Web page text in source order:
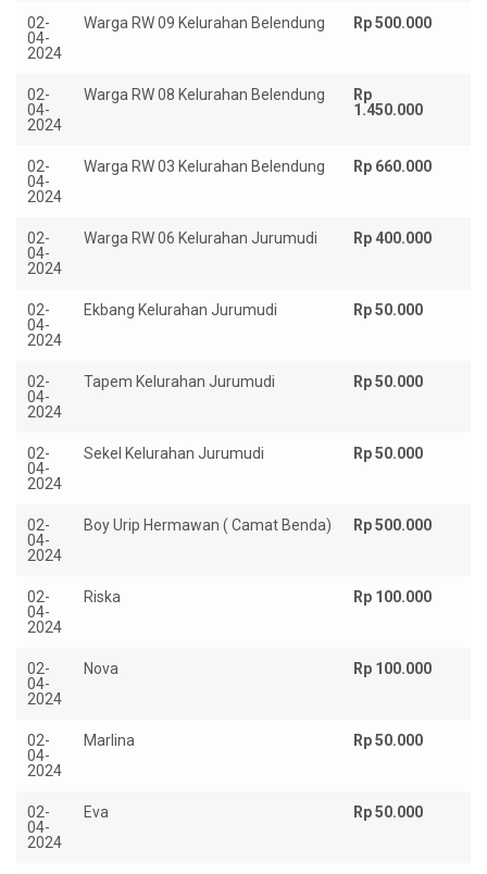
02-
04-
2024
Warga RW 09 Kelurahan Belendung Rp 500.000
02-
04-
2024
Warga RW 08 Kelurahan Belendung
Rp
1.450.000
02-
04-
2024
Warga RW 03 Kelurahan Belendung Rp 660.000
02-
04-
2024
Warga RW 06 Kelurahan Jurumudi Rp 400.000
02-
04-
2024
Ekbang Kelurahan Jurumudi Rp 50.000
02-
04-
2024
Tapem Kelurahan Jurumudi Rp 50.000
02-
04-
2024
Sekel Kelurahan Jurumudi Rp 50.000
02-
04-
2024
Boy Urip Hermawan ( Camat Benda) Rp 500.000
02-
04-
2024
Riska Rp 100.000
02-
04-
2024
Nova Rp 100.000
02-
04-
2024
Marlina Rp 50.000
02-
04-
2024
Eva Rp 50.000